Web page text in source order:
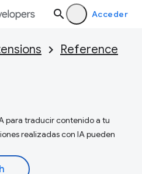
Acceder
Reference
para traducir contenido a tu
realizadas con IA pueden